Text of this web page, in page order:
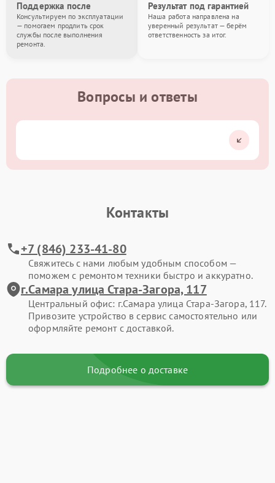
Поддержка после
Консультируем по эксплуатации
— помогаем продлить срок
службы после выполнения
ремонта.
Результат под гарантией
Наша работа направлена на
уверенный результат — берём
ответственность за итог.
Вопросы и ответы
Контакты
+7 (846) 233-41-80
Свяжитесь с нами любым удобным способом —
поможем с ремонтом техники быстро и аккуратно.
г.Самара улица Стара-Загора, 117
Центральный офис: г.Самара улица Стара-Загора, 117.
Привозите устройство в сервис самостоятельно или
оформляйте ремонт с доставкой.
Подробнее о доставке